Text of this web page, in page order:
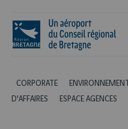
CORPORATE ENVIRONNEMENT
D'AFFAIRES
ESPACE AGENCES